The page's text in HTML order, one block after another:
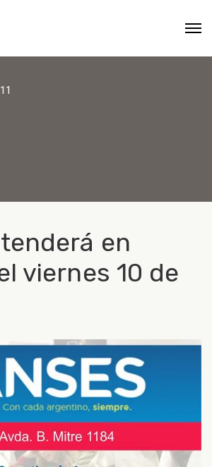
en
viernes 10 de